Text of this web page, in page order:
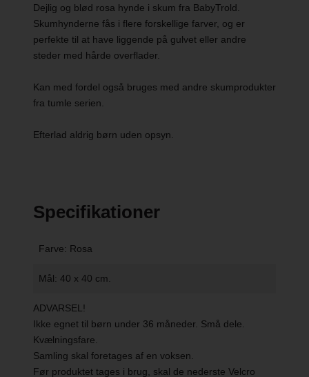
Dejlig og blød rosa hynde i skum fra BabyTrold.
Skumhynderne fås i flere forskellige farver, og er
perfekte til at have liggende på gulvet eller andre
steder med hårde overflader.
Kan med fordel også bruges med andre skumprodukter
fra tumle serien.
Efterlad aldrig børn uden opsyn.
Specifikationer
Farve: Rosa
Mål: 40 x 40 cm.
ADVARSEL!
Ikke egnet til børn under 36 måneder. Små dele.
Kvælningsfare.
Samling skal foretages af en voksen.
Før produktet tages i brug, skal de nederste Velcro